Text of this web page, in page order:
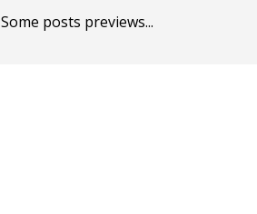
Some posts previews...